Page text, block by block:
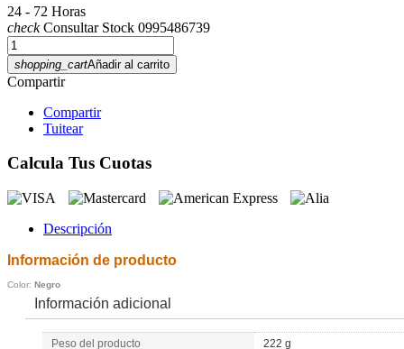
24 - 72 Horas
checkConsultar Stock 0995486739
shopping_cartAñadir al carrito
Compartir
Compartir
Tuitear
Calcula Tus Cuotas
Descripción
Información de producto
Color: Negro
Información adicional
Peso del producto 222 g